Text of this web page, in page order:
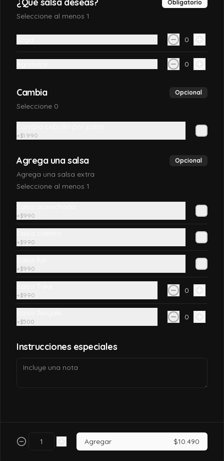
Salmón, queso crema, y cebollín, envuelto
California ebi
en sésamo o ciboulette
$7.990
Pollo, queso crema, palta, envuelto en
sésamo o ciboulette.
$7.490
$6.990
Obligatorio
Seleccione al menos 1
0
0
Cambia Opcional
Seleccione 0
+$1.990
Agrega una salsa Opcional
Agrega una salsa extra
Seleccione al menos 1
+$990
+$990
+$990
+$990
0
+$500
0
Instrucciones especiales
Agregar $10.490